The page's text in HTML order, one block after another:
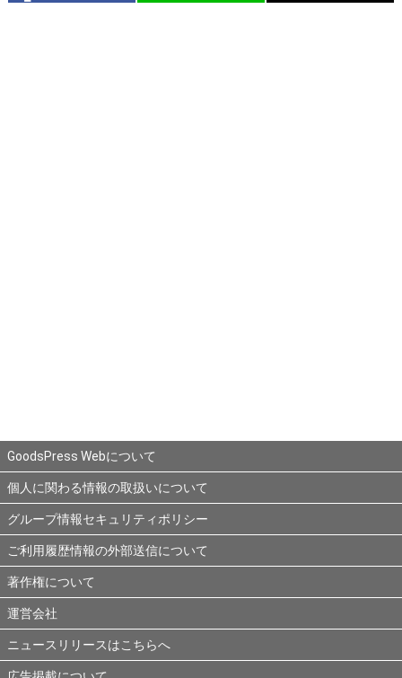
GoodsPress Webについて
個人に関わる情報の取扱いについて
グループ情報セキュリティポリシー
ご利用履歴情報の外部送信について
著作権について
運営会社
ニュースリリースはこちらへ